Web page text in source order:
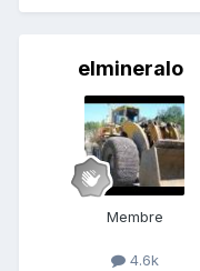
elmineralo
Membre
4.6k